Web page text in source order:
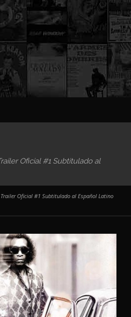
Oficial #1 Subtitulado al
Trailer Oficial #1 Subtitulado al Español Latino